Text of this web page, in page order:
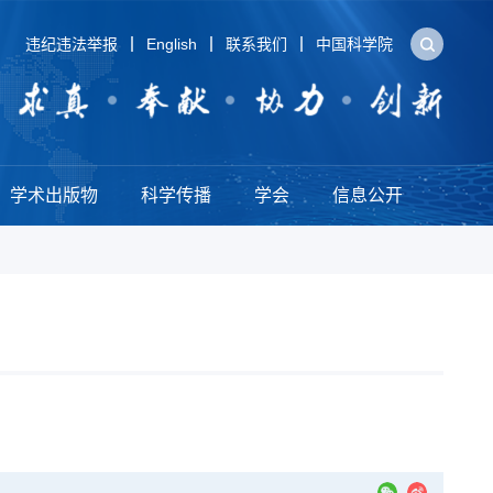
违纪违法举报 English 联系我们 中国科学院
学术出版物 科学传播 学会 信息公开